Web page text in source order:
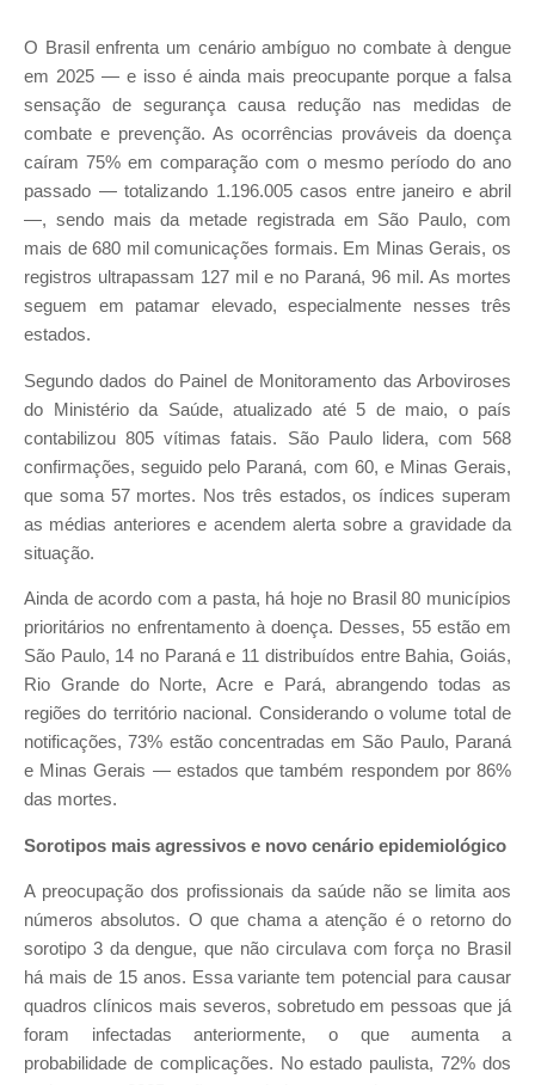
O Brasil enfrenta um cenário ambíguo no combate à dengue
em 2025 — e isso é ainda mais preocupante porque a falsa
sensação de segurança causa redução nas medidas de
combate e prevenção. As ocorrências prováveis da doença
caíram 75% em comparação com o mesmo período do ano
passado — totalizando 1.196.005 casos entre janeiro e abril
—, sendo mais da metade registrada em São Paulo, com
mais de 680 mil comunicações formais. Em Minas Gerais, os
registros ultrapassam 127 mil e no Paraná, 96 mil. As mortes
seguem em patamar elevado, especialmente nesses três
estados.
Segundo dados do Painel de Monitoramento das Arboviroses
do Ministério da Saúde, atualizado até 5 de maio, o país
contabilizou 805 vítimas fatais. São Paulo lidera, com 568
confirmações, seguido pelo Paraná, com 60, e Minas Gerais,
que soma 57 mortes. Nos três estados, os índices superam
as médias anteriores e acendem alerta sobre a gravidade da
situação.
Ainda de acordo com a pasta, há hoje no Brasil 80 municípios
prioritários no enfrentamento à doença. Desses, 55 estão em
São Paulo, 14 no Paraná e 11 distribuídos entre Bahia, Goiás,
Rio Grande do Norte, Acre e Pará, abrangendo todas as
regiões do território nacional. Considerando o volume total de
notificações, 73% estão concentradas em São Paulo, Paraná
e Minas Gerais — estados que também respondem por 86%
das mortes.
Sorotipos mais agressivos e novo cenário epidemiológico
A preocupação dos profissionais da saúde não se limita aos
números absolutos. O que chama a atenção é o retorno do
sorotipo 3 da dengue, que não circulava com força no Brasil
há mais de 15 anos. Essa variante tem potencial para causar
quadros clínicos mais severos, sobretudo em pessoas que já
foram infectadas anteriormente, o que aumenta a
probabilidade de complicações. No estado paulista, 72% dos